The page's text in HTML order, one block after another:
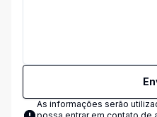
As informações serão